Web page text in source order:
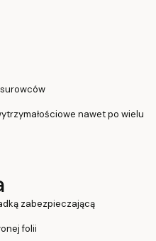
nawet po wielu
zabezpieczającą
folii